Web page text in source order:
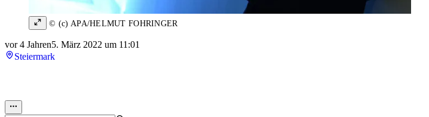
© (c) APA/HELMUT FOHRINGER
vor 4 Jahren5. März 2022 um 11:01
Steiermark